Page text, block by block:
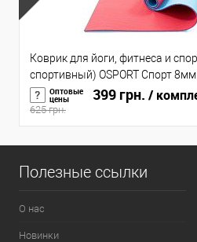
Коврик для йоги, фитнеса и
спортивный) OSPORT Спорт 8мм
0008)Оптовые
цены 399 грн. /
625 грн.
Полезные ссылки
О нас
Новинки